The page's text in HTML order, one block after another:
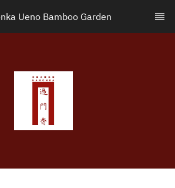
Ueno Bamboo Garden